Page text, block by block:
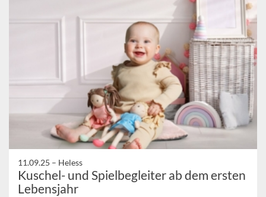
11.09.25 – Heless
Kuschel- und Spielbegleiter ab dem ersten
Lebensjahr